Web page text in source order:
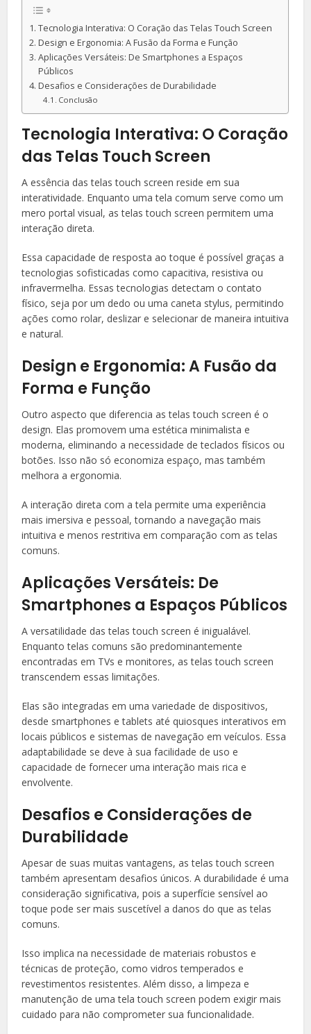
Tecnologia Interativa: O Coração das Telas Touch Screen
Design e Ergonomia: A Fusão da Forma e Função
Aplicações Versáteis: De Smartphones a Espaços
Públicos
Desafios e Considerações de Durabilidade
Conclusão
Tecnologia Interativa: O Coração
das Telas Touch Screen
A essência das telas touch screen reside em sua
interatividade. Enquanto uma tela comum serve como um
mero portal visual, as telas touch screen permitem uma
interação direta.
Essa capacidade de resposta ao toque é possível graças a
tecnologias sofisticadas como capacitiva, resistiva ou
infravermelha. Essas tecnologias detectam o contato
físico, seja por um dedo ou uma caneta stylus, permitindo
ações como rolar, deslizar e selecionar de maneira intuitiva
e natural.
Design e Ergonomia: A Fusão da
Forma e Função
Outro aspecto que diferencia as telas touch screen é o
design. Elas promovem uma estética minimalista e
moderna, eliminando a necessidade de teclados físicos ou
botões. Isso não só economiza espaço, mas também
melhora a ergonomia.
A interação direta com a tela permite uma experiência
mais imersiva e pessoal, tornando a navegação mais
intuitiva e menos restritiva em comparação com as telas
comuns.
Aplicações Versáteis: De
Smartphones a Espaços Públicos
A versatilidade das telas touch screen é inigualável.
Enquanto telas comuns são predominantemente
encontradas em TVs e monitores, as telas touch screen
transcendem essas limitações.
Elas são integradas em uma variedade de dispositivos,
desde smartphones e tablets até quiosques interativos em
locais públicos e sistemas de navegação em veículos. Essa
adaptabilidade se deve à sua facilidade de uso e
capacidade de fornecer uma interação mais rica e
envolvente.
Desafios e Considerações de
Durabilidade
Apesar de suas muitas vantagens, as telas touch screen
também apresentam desafios únicos. A durabilidade é uma
consideração significativa, pois a superfície sensível ao
toque pode ser mais suscetível a danos do que as telas
comuns.
Isso implica na necessidade de materiais robustos e
técnicas de proteção, como vidros temperados e
revestimentos resistentes. Além disso, a limpeza e
manutenção de uma tela touch screen podem exigir mais
cuidado para não comprometer sua funcionalidade.